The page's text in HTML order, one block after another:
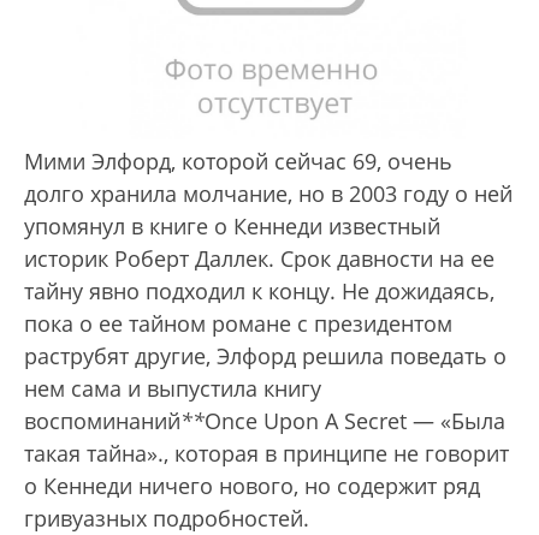
Мими Элфорд, которой сейчас 69, очень
долго хранила молчание, но в 2003 году о ней
упомянул в книге о Кеннеди известный
историк Роберт Даллек. Срок давности на ее
тайну явно подходил к концу. Не дожидаясь,
пока о ее тайном романе с президентом
раструбят другие, Элфорд решила поведать о
нем сама и выпустила книгу
воспоминаний**Once Upon A Secret — «Была
такая тайна»., которая в принципе не говорит
о Кеннеди ничего нового, но содержит ряд
гривуазных подробностей.